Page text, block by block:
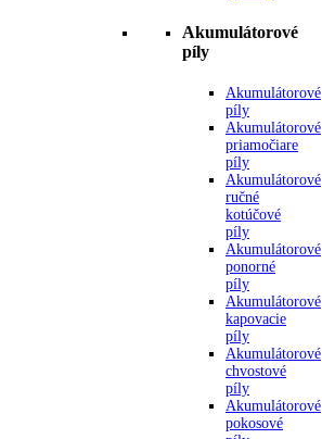
Akumulátorové
píly
Akumulátorové
píly
Akumulátorové
priamočiare
píly
Akumulátorové
ručné
kotúčové
píly
Akumulátorové
ponorné
píly
Akumulátorové
kapovacie
píly
Akumulátorové
chvostové
píly
Akumulátorové
pokosové